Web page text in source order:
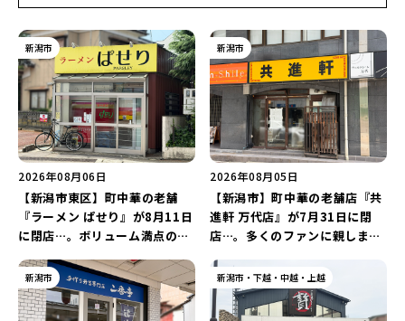
新潟市
2026年08月06日
【新潟市東区】町中華の老舗
『ラーメン ぱせり』が8月11日
に閉店…。ボリューム満点の名
新潟市
2026年08月05日
【新潟市】町中華の老舗店『共
進軒 万代店』が7月31日に閉
店…。多くのファンに親しまれ
新潟市 新潟市・下越・中越・上越